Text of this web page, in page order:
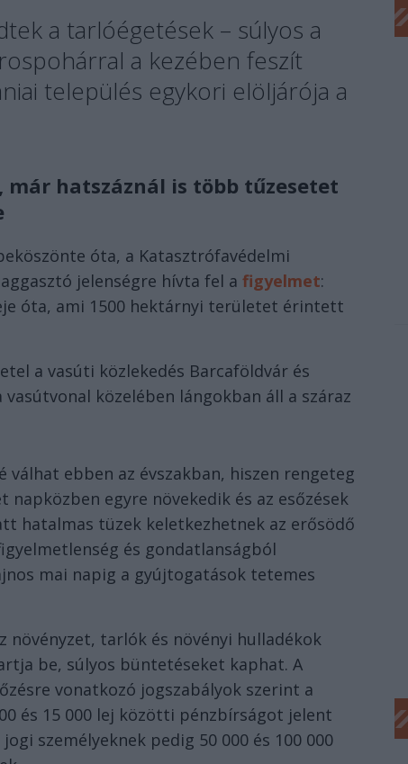
a tarlóégetések – súlyos a
a kezében feszít
település egykori elöljárója a
hatszáznál is több tűzesetet
óta, a Katasztrófavédelmi
jelenségre hívta fel a figyelmet:
óta, ami 1500 hektárnyi területet érintett
a vasúti közlekedés Barcaföldvár és
közelében lángokban áll a száraz
ebben az évszakban, hiszen rengeteg
napközben egyre növekedik és az esőzések
hatalmas tüzek keletkezhetnek az erősödő
és gondatlanságból
mai napig a gyújtogatások tetemes
növényzet, tarlók és növényi hulladékok
be, súlyos büntetéseket kaphat. A
vonatkozó jogszabályok szerint a
és 15 000 lej közötti pénzbírságot jelent
személyeknek pedig 50 000 és 100 000